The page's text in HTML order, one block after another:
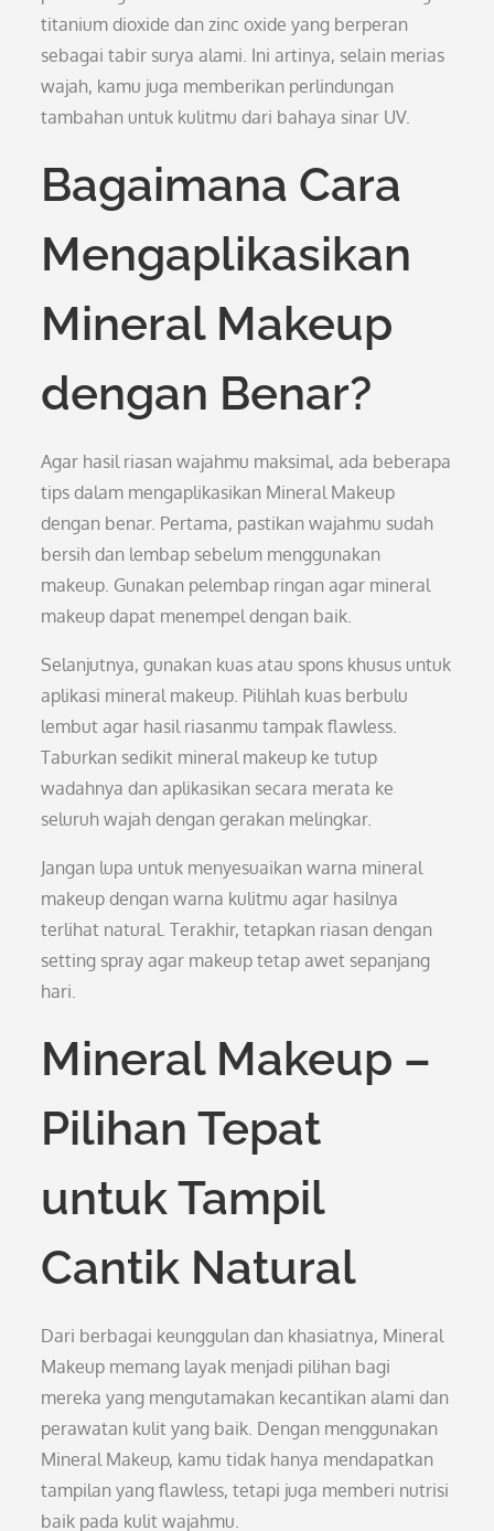
titanium dioxide dan zinc oxide yang berperan
sebagai tabir surya alami. Ini artinya, selain merias
wajah, kamu juga memberikan perlindungan
tambahan untuk kulitmu dari bahaya sinar UV.
Bagaimana Cara
Mengaplikasikan
Mineral Makeup
dengan Benar?
Agar hasil riasan wajahmu maksimal, ada beberapa
tips dalam mengaplikasikan Mineral Makeup
dengan benar. Pertama, pastikan wajahmu sudah
bersih dan lembap sebelum menggunakan
makeup. Gunakan pelembap ringan agar mineral
makeup dapat menempel dengan baik.
Selanjutnya, gunakan kuas atau spons khusus untuk
aplikasi mineral makeup. Pilihlah kuas berbulu
lembut agar hasil riasanmu tampak flawless.
Taburkan sedikit mineral makeup ke tutup
wadahnya dan aplikasikan secara merata ke
seluruh wajah dengan gerakan melingkar.
Jangan lupa untuk menyesuaikan warna mineral
makeup dengan warna kulitmu agar hasilnya
terlihat natural. Terakhir, tetapkan riasan dengan
setting spray agar makeup tetap awet sepanjang
hari.
Mineral Makeup –
Pilihan Tepat
untuk Tampil
Cantik Natural
Dari berbagai keunggulan dan khasiatnya, Mineral
Makeup memang layak menjadi pilihan bagi
mereka yang mengutamakan kecantikan alami dan
perawatan kulit yang baik. Dengan menggunakan
Mineral Makeup, kamu tidak hanya mendapatkan
tampilan yang flawless, tetapi juga memberi nutrisi
baik pada kulit wajahmu.